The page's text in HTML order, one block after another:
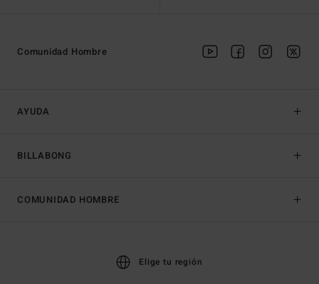
AYUDA
BILLABONG
Comunidad Hombre
COMUNIDAD HOMBRE
Elige tu región